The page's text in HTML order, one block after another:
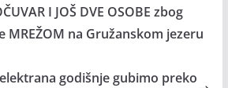
I JOŠ DVE OSOBE zbog
MREŽOM na Gružanskom jezeru
godišnje gubimo preko